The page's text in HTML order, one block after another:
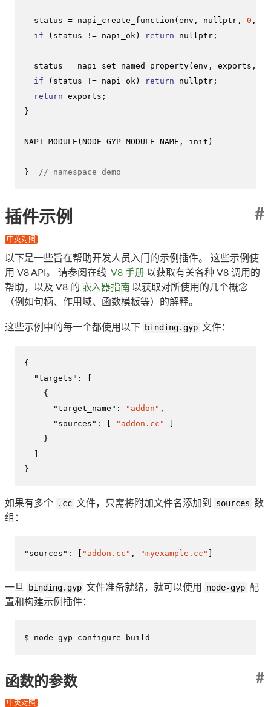
  status =
napi_create_function (env, nullptr , 0 ,
if (status != napi_ok) return nullptr ;
  status =
napi_set_named_property(env, exports,
if (status != napi_ok) return nullptr ;
return exports;
}
NAPI_MODULE (NODE_GYP_MODULE_NAME, init)
} // namespace demo
插件示例 #
中英对照
以下是一些旨在帮助开发人员入门的示例插件。 这些示例使
用 V8 API。 请参阅在线 V8 手册 以获取有关各种 V8 调用的
帮助，以及 V8 的 嵌入器指南 以获取对所使用的几个概念
（例如句柄、作用域、函数模板等）的解释。
这些示例中的每一个都使用以下 binding.gyp 文件：
{
"targets" :
[
{
"target_name" : "addon" ,
"sources" : [ "addon.cc"
]
}
]
}
如果有多个 .cc 文件，只需将附加文件名添加到 sources 数
组：
"sources" : [ "addon.cc" , "myexample.cc" ]
一旦 binding.gyp 文件准备就绪，就可以使用 node-gyp 配
置和构建示例插件：
$ node-gyp configure build
函数的参数 #
中英对照